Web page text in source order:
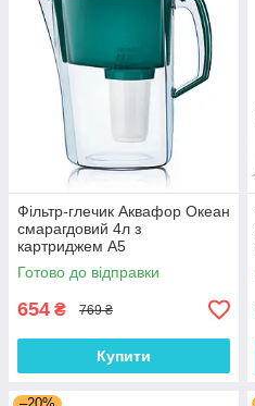
Фільтр-глечик Аквафор Океан
смарагдовий 4л з
картриджем А5
Готово до відправки
654 ₴ 769 ₴
Купити